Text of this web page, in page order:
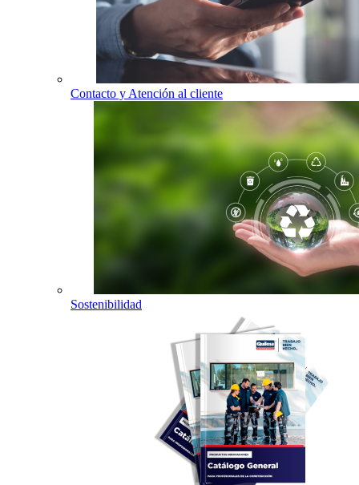
Contacto y Atención al cliente
Sostenibilidad